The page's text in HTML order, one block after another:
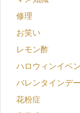
修理
お笑い
レモン酢
ハロウィンイベ
バレンタインデー
花粉症